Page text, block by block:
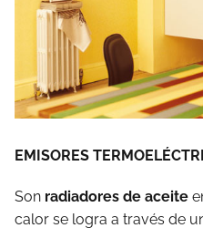
EMISORES
Son radiadores de aceite
calor se logra a través de